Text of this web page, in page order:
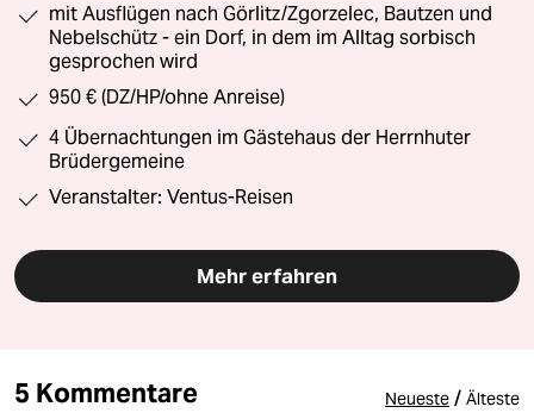
mit Ausflügen nach Görlitz/Zgorzelec, Bautzen und
Nebelschütz - ein Dorf, in dem im Alltag sorbisch
gesprochen wird
950 € (DZ/HP/ohne Anreise)
4 Übernachtungen im Gästehaus der Herrnhuter
Brüdergemeine
Veranstalter: Ventus-Reisen
Mehr erfahren
5 Kommentare Neueste / Älteste